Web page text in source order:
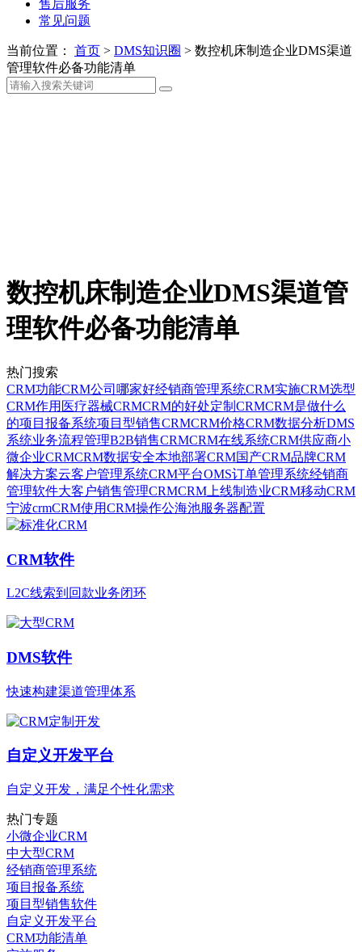
售后服务
常见问题
当前位置： 首页 > DMS知识圈 > 数控机床制造企业DMS渠道
管理软件必备功能清单
数控机床制造企业DMS渠道管
理软件必备功能清单
热门搜索
CRM功能CRM公司哪家好经销商管理系统CRM实施CRM选型
CRM作用 医疗器械CRMCRM的好处定制CRMCRM是做什么
的项目报备系统项目型销售CRMCRM价格CRM数据分析DMS
系统业务流程管理B2B销售CRMCRM在线系统CRM供应商小
微企业CRMCRM数据安全本地部署CRM国产CRM品牌CRM
解决方案云客户管理系统CRM平台OMS订单管理系统经销商
管理软件大客户销售管理CRMCRM上线制造业CRM移动CRM
宁波crmCRM使用CRM操作公海池服务器配置
CRM软件
L2C线索到回款业务闭环
DMS软件
快速构建渠道管理体系
自定义开发平台
自定义开发，满足个性化需求
热门专题
小微企业CRM
中大型CRM
经销商管理系统
项目报备系统
项目型销售软件
自定义开发平台
CRM功能清单